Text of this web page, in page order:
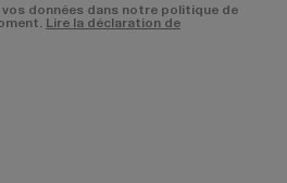
données dans notre politique de
Lire la déclaration de